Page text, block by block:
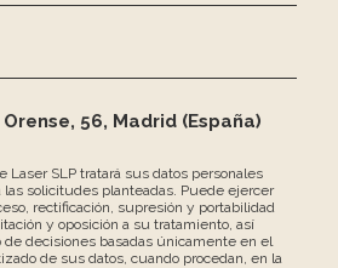
56, Madrid (España)
Laser SLP tratará sus datos personales
las solicitudes planteadas. Puede ejercer
rectificación, supresión y portabilidad
y oposición a su tratamiento, así
de decisiones basadas únicamente en el
de sus datos, cuando procedan, en la